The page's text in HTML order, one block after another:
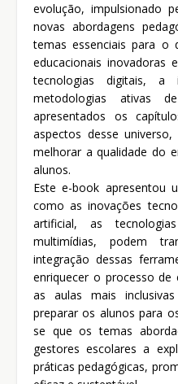
evolução, impulsionado
novas abordagens
temas essenciais para o
educacionais inovadoras
tecnologias digitais, a
metodologias ativas
apresentados os
aspectos desse
melhorar a qualidade do
alunos.
Este e-book apresentou
como as inovações
artificial, as
multimídias, podem
integração dessas
enriquecer o processo de
as aulas mais
preparar os alunos para
se que os temas
gestores escolares a
práticas pedagógicas,